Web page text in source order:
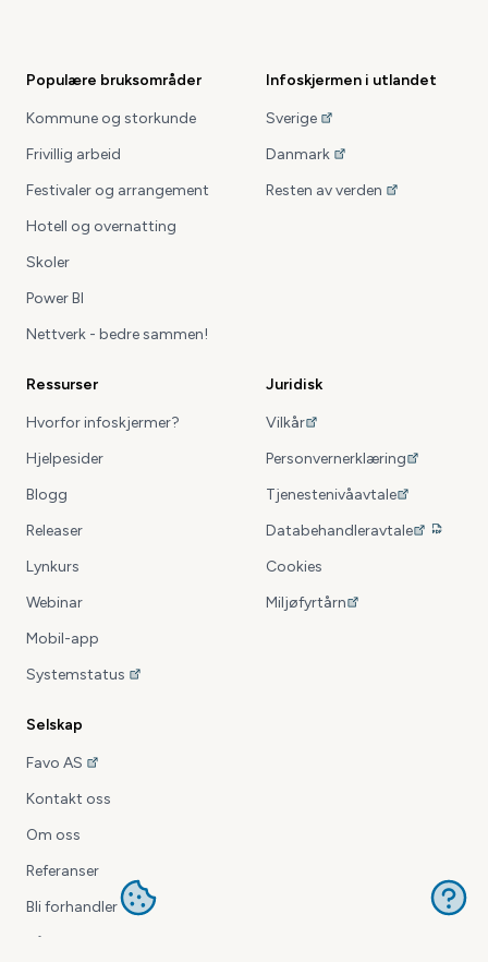
for hele landet via EnTur.
Stor og flott klokke-visning i et valgfritt område
Verdensklokke
Artig oppslag der du kan vise klokka fra ett eller
Bruk et ferdig tema, og tilpass ved behov. Gir et
helhetlig og profesjonelt uttrykk!
Populære bruksområder
Kommune og storkunde
Frivillig arbeid
Festivaler og arrangement
Hotell og overnatting
Skoler
Power BI
Nettverk - bedre sammen!
Infoskjermen i utlandet
Sverige
Danmark
Resten av verden
Ressurser
Hvorfor infoskjermer?
Hjelpesider
Blogg
Releaser
Lynkurs
Webinar
Mobil-app
Systemstatus
Juridisk
Vilkår
Personvernerklæring
Tjenestenivåavtale
Databehandleravtale
Cookies
Miljøfyrtårn
Selskap
Favo AS
Kontakt oss
Om oss
Referanser
Bli forhandler
Våre partnere